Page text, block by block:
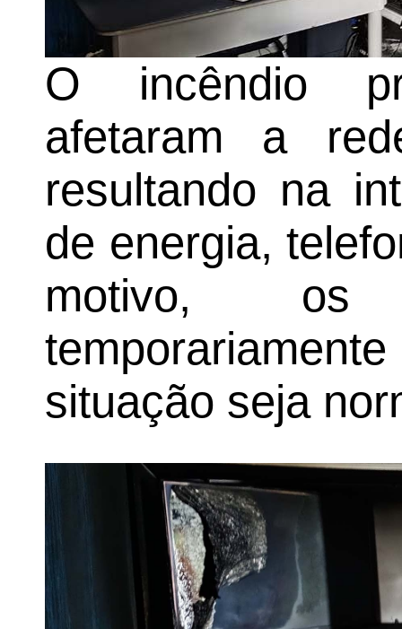
O incêndio
afetaram a
resultando na
de energia,
motivo, os
situação seja